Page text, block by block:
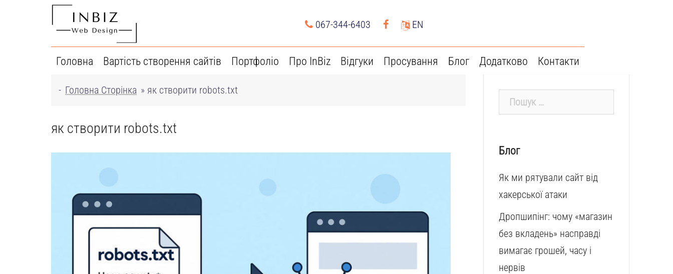
067-344-6403 EN
Головна Вартість створення сайтів Портфоліо Про InBiz Відгуки Просування Блог Додатково Контакти
- Головна Сторінка » як створити robots.txt
як створити robots.txt
Пошук:
Блог
Як ми рятували сайт від
хакерської атаки
Дропшипінг: чому «магазин
без вкладень» насправді
вимагає грошей, часу і
нервів